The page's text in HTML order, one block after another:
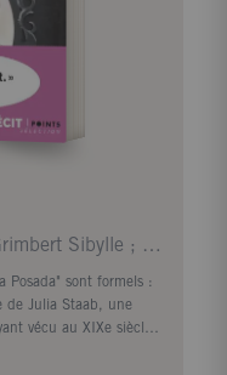
Nordhaus Hannah ; Grimbert Sibylle ; Georgesco Flo
Posada" sont formels :
de Julia Staab, une
vécu au XIXe siècle,